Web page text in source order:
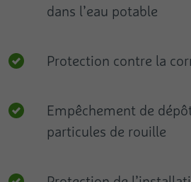
dans l’eau potable
Protection contre la
Empêchement de
particules de rouille